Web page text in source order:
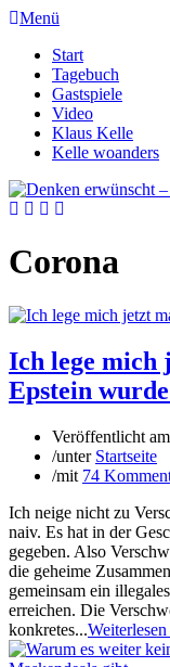
Menü
Start
Tagebuch
Gastspiele
Video
Klaus Kelle
Kelle woanders
Corona
Ich lege mich
Epstein
Veröffentlicht am
/unter Startseite
/mit 74
Ich neige nicht zu
naiv. Es hat in der
gegeben. Also
die geheime
gemeinsam ein
erreichen. Die
konkretes...